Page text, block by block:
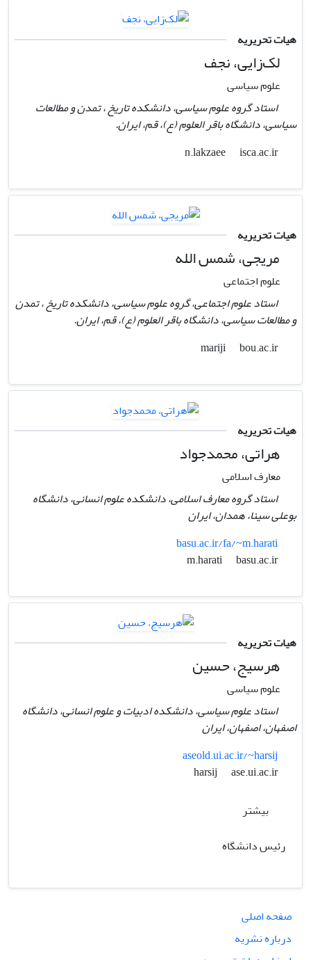
هیات تحریریه
لک‌زایی، نجف
علوم سیاسی
استاد گروه علوم سیاسی، دانشکده تاریخ ، تمدن و مطالعات
سیاسی، دانشگاه باقر العلوم (ع)، قم، ایران.
n.lakzaee
isca.ac.ir
هیات تحریریه
مریجی، شمس الله
علوم اجتماعی
استاد علوم اجتماعی، گروه علوم سیاسی، دانشکده تاریخ ، تمدن
و مطالعات سیاسی، دانشگاه باقر العلوم (ع)، قم، ایران.
mariji
bou.ac.ir
هیات تحریریه
هراتی، محمدجواد
معارف اسلامی
استاد گروه معارف اسلامی، دانشکده علوم انسانی، دانشگاه
بوعلی سینا، همدان، ایران
basu.ac.ir/fa/~m.harati
m.harati
basu.ac.ir
هیات تحریریه
هرسیج، حسین
علوم سیاسی
استاد علوم سیاسی، دانشکده ادبیات و علوم انسانی، دانشگاه
اصفهان، اصفهان، ایران
aseold.ui.ac.ir/~harsij
harsij
ase.ui.ac.ir
بیشتر
رئیس دانشگاه
صفحه اصلی
درباره نشریه